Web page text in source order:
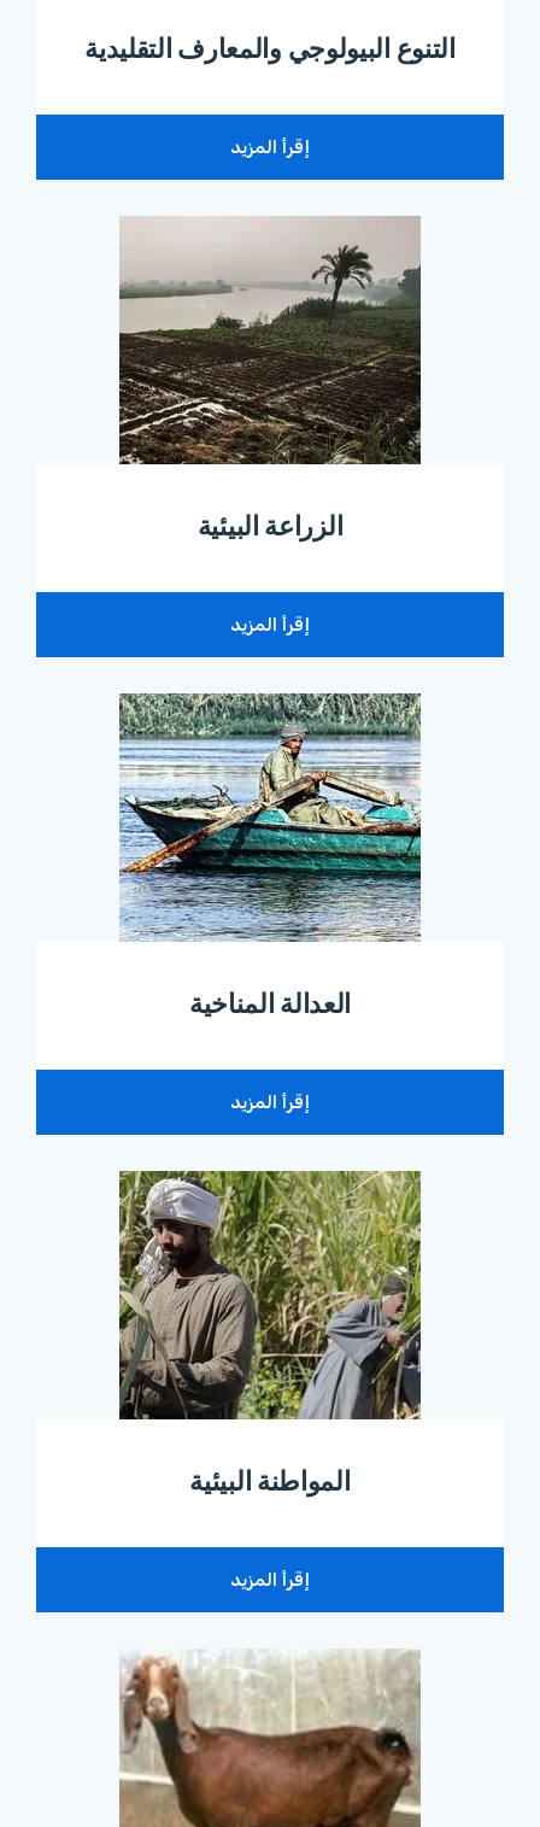
التنوع البيولوجي والمعارف التقليدية
إقرأ المزيد
الزراعة البيئية
إقرأ المزيد
العدالة المناخية
إقرأ المزيد
المواطنة البيئية
إقرأ المزيد